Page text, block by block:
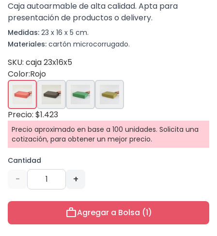
Caja autoarmable de alta calidad. Apta para
presentación de productos o delivery.
Medidas: 23 x 16 x 5 cm.
Materiales: cartón microcorrugado.
SKU: caja 23x16x5
Color:Rojo
Precio: $1.423
Precio aproximado en base a 100 unidades. Solicita una
cotización, para obtener un mejor precio.
Cantidad
- +
workAgregar a Bolsa (1)